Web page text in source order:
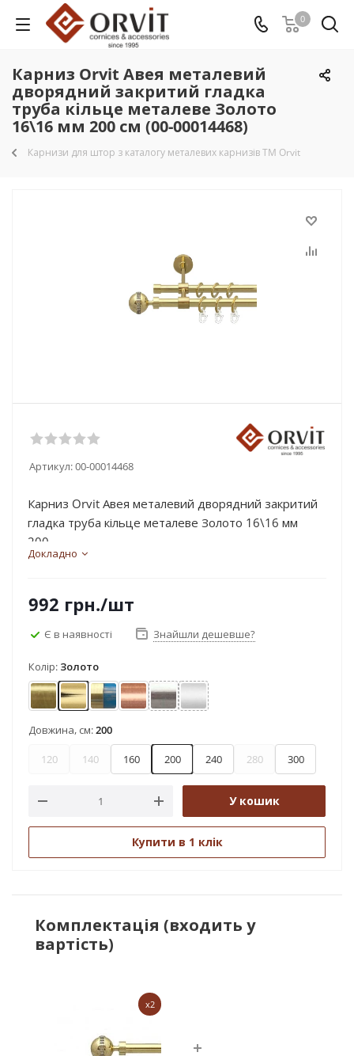
0
Карниз Orvit Авея металевий
дворядний закритий гладка
труба кільце металеве Золото
16\16 мм 200 см (00-00014468)
Карнизи для штор з каталогу металевих карнизів TM Orvit
Артикул:00-00014468
Карниз Orvit Авея металевий дворядний закритий
гладка труба кільце металеве Золото 16\16 мм
200...
Докладно
992 грн./шт
Є в наявності Знайшли дешевше?
Колір: Золото
АнтикЗолотоЗолото матове - блакить
МідьНержавіюча сталь
Сатин
Довжина, см:200
120 140 160 200 240 280 300
У кошик
Купити в 1 клік
Комплектація (входить у
вартість)
x2